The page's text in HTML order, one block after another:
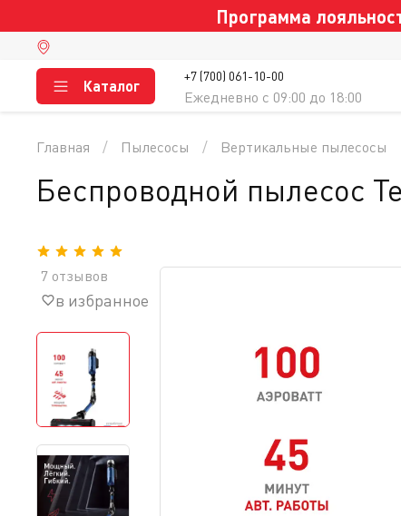
Программа
+7 (700) 061-10-00
Ежедневно c 09:00 до 18:00
Каталог
Главная Пылесосы Вертикальные пылесосы
Беспроводной пылесос
7 отзывов
в избранное